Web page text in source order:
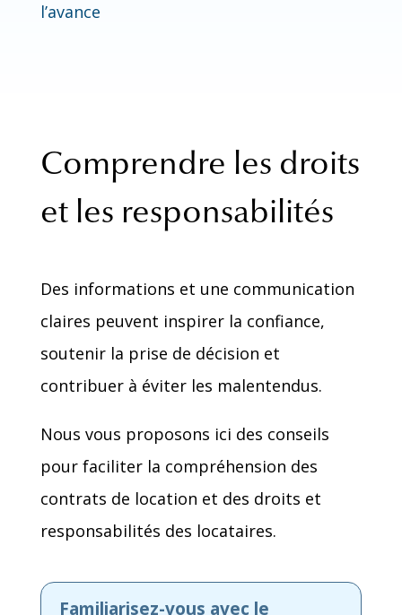
l’avance
Comprendre les droits
et les responsabilités
Des informations et une communication
claires peuvent inspirer la confiance,
soutenir la prise de décision et
contribuer à éviter les malentendus.
Nous vous proposons ici des conseils
pour faciliter la compréhension des
contrats de location et des droits et
responsabilités des locataires.
Familiarisez-vous avec le